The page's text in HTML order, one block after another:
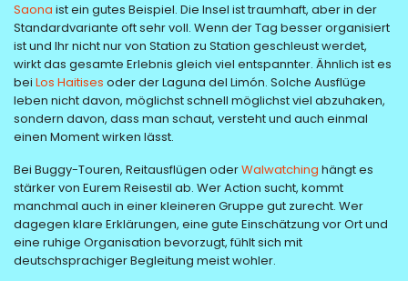
Saona ist ein gutes Beispiel. Die Insel ist traumhaft, aber in der
Standardvariante oft sehr voll. Wenn der Tag besser organisiert
ist und Ihr nicht nur von Station zu Station geschleust werdet,
wirkt das gesamte Erlebnis gleich viel entspannter. Ähnlich ist es
bei Los Haitises oder der Laguna del Limón. Solche Ausflüge
leben nicht davon, möglichst schnell möglichst viel abzuhaken,
sondern davon, dass man schaut, versteht und auch einmal
einen Moment wirken lässt.
Bei Buggy-Touren, Reitausflügen oderWalwatching hängt es
stärker von Eurem Reisestil ab. Wer Action sucht, kommt
manchmal auch in einer kleineren Gruppe gut zurecht. Wer
dagegen klare Erklärungen, eine gute Einschätzung vor Ort und
eine ruhige Organisation bevorzugt, fühlt sich mit
deutschsprachiger Begleitung meist wohler.